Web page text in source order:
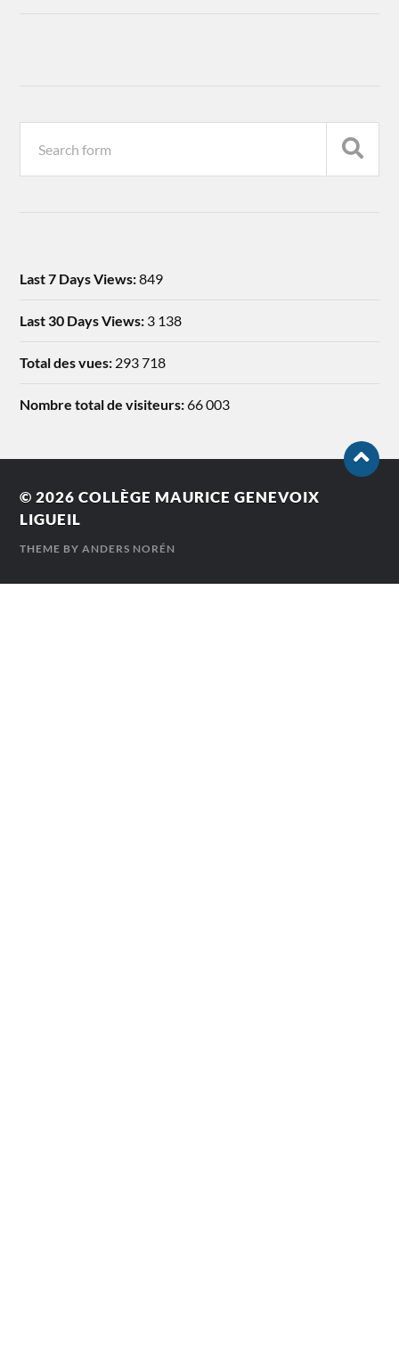
Last 7 Days Views:849
Last 30 Days Views: 3 138
Total des vues: 293 718
Nombre total de visiteurs:66 003
© 2026COLLÈGE MAURICE GENEVOIX
LIGUEIL
THEME BYANDERS NORÉN